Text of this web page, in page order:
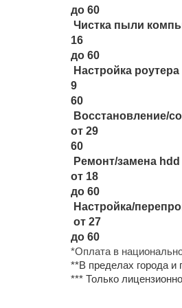
до 60
Чистка пыли
16
до 60
Настройка роутера
9
60
Восстановление/
от 29
60
Ремонт/замена hdd
от 18
до 60
Настройка/
от 27
до 60
*Оплата в
**В пределах города и
*** Только